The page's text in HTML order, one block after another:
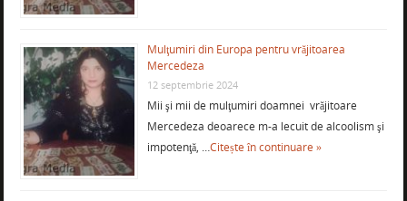
Mulţumiri din Europa pentru vrăjitoarea
Mercedeza
12 septembrie 2024
Mii şi mii de mulţumiri doamnei vrăjitoare
Mercedeza deoarece m-a lecuit de alcoolism şi
impotenţă, …Citește în continuare »